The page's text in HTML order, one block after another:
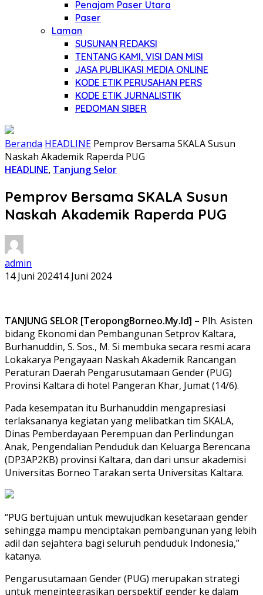
Penajam Paser Utara
Paser
Laman
SUSUNAN REDAKSI
TENTANG KAMI, VISI DAN MISI
JASA PUBLIKASI MEDIA ONLINE
KODE ETIK PERUSAHAN PERS
KODE ETIK JURNALISTIK
PEDOMAN SIBER
Beranda HEADLINE Pemprov Bersama SKALA Susun
Naskah Akademik Raperda PUG
HEADLINE, Tanjung Selor
Pemprov Bersama SKALA Susun
Naskah Akademik Raperda PUG
admin
14 Juni 202414 Juni 2024
TANJUNG SELOR [TeropongBorneo.My.Id] – Plh. Asisten
bidang Ekonomi dan Pembangunan Setprov Kaltara,
Burhanuddin, S. Sos., M. Si membuka secara resmi acara
Lokakarya Pengayaan Naskah Akademik Rancangan
Peraturan Daerah Pengarusutamaan Gender (PUG)
Provinsi Kaltara di hotel Pangeran Khar, Jumat (14/6).
Pada kesempatan itu Burhanuddin mengapresiasi
terlaksananya kegiatan yang melibatkan tim SKALA,
Dinas Pemberdayaan Perempuan dan Perlindungan
Anak, Pengendalian Penduduk dan Keluarga Berencana
(DP3AP2KB) provinsi Kaltara, dan dari unsur akademisi
Universitas Borneo Tarakan serta Universitas Kaltara.
“PUG bertujuan untuk mewujudkan kesetaraan gender
sehingga mampu menciptakan pembangunan yang lebih
adil dan sejahtera bagi seluruh penduduk Indonesia,”
katanya.
Pengarusutamaan Gender (PUG) merupakan strategi
untuk mengintegrasikan perspektif gender ke dalam